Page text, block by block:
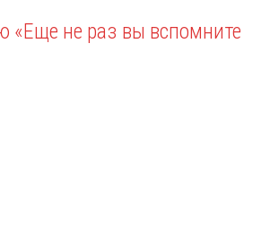
«Еще не раз вы вспомните